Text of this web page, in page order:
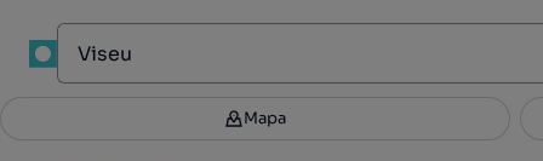
Filtros 3
Mapa